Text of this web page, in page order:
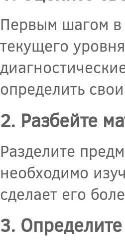
Первым шагом в
текущего
определить
2. Разбейте
Разделите
необходимо
сделает его
3.